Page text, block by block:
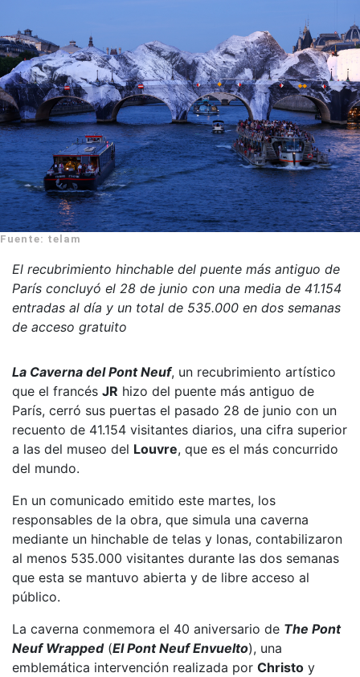
Fuente: telam
El recubrimiento hinchable del puente más antiguo de
París concluyó el 28 de junio con una media de 41.154
entradas al día y un total de 535.000 en dos semanas
de acceso gratuito
La Caverna del Pont Neuf, un recubrimiento artístico
que el francés JR hizo del puente más antiguo de
París, cerró sus puertas el pasado 28 de junio con un
recuento de 41.154 visitantes diarios, una cifra superior
a las del museo del Louvre, que es el más concurrido
del mundo.
En un comunicado emitido este martes, los
responsables de la obra, que simula una caverna
mediante un hinchable de telas y lonas, contabilizaron
al menos 535.000 visitantes durante las dos semanas
que esta se mantuvo abierta y de libre acceso al
público.
La caverna conmemora el 40 aniversario de The Pont
Neuf Wrapped(El Pont Neuf Envuelto), una
emblemática intervención realizada por Christo y